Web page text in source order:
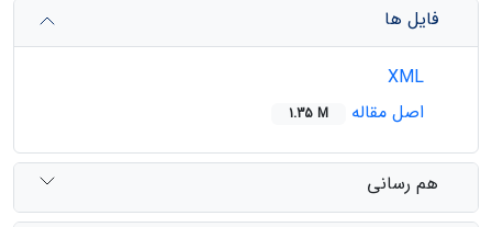
فایل ها
اصل مقاله
1.35 M
هم رسانی